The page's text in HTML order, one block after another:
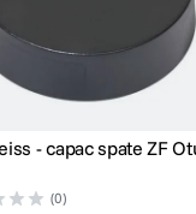
- capac spate ZF
(0)